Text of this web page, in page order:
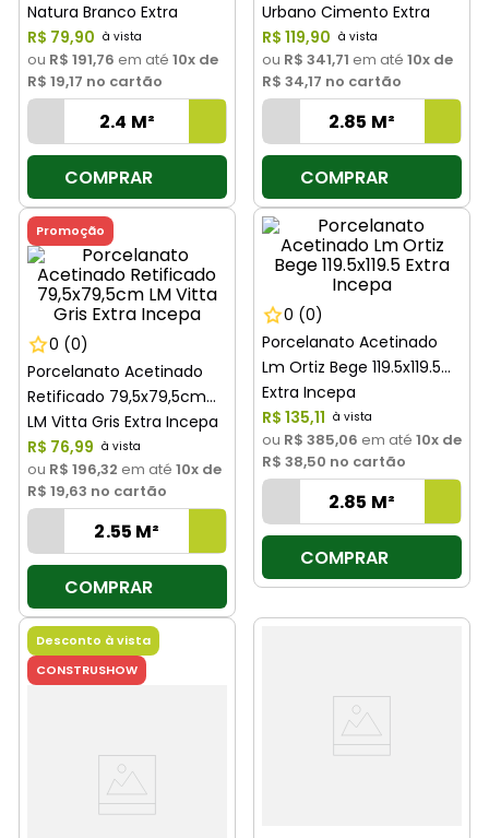
Natura Branco Extra
incepa
R$ 79,90
ou R$ 191,76 em até 10x de
R$ 19,17 no cartão
COMPRAR
Urbano Cimento Extra
Incepa
R$ 119,90
ou R$ 341,71 em até 10x de
R$ 34,17 no cartão
COMPRAR
Promoção
0 (0)
Porcelanato Acetinado
Retificado 79,5x79,5cm
LM Vitta Gris Extra Incepa
R$ 76,99
ou R$ 196,32 em até 10x de
R$ 19,63 no cartão
COMPRAR
0 (0)
Porcelanato Acetinado
Lm Ortiz Bege 119.5x119.5
Extra Incepa
R$ 135,11
ou R$ 385,06 em até 10x de
R$ 38,50 no cartão
COMPRAR
Desconto à vista
CONSTRUSHOW